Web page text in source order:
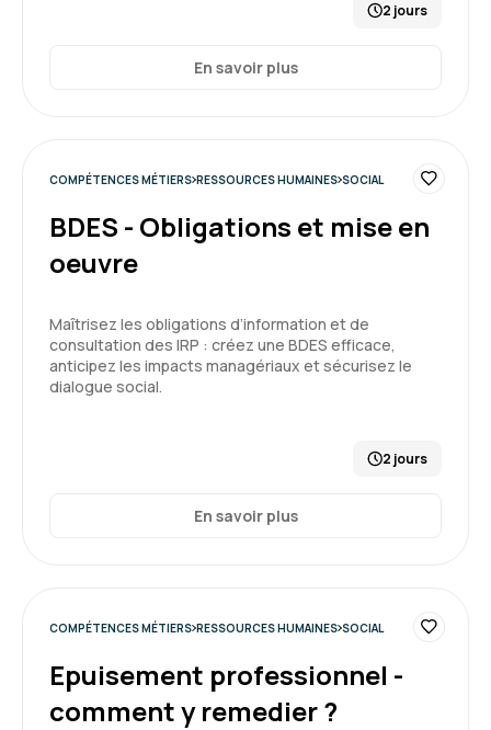
2 jours
En savoir plus
COMPÉTENCES MÉTIERS RESSOURCES HUMAINES SOCIAL
BDES - Obligations et mise en
oeuvre
Maîtrisez les obligations d’information et de
consultation des IRP : créez une BDES efficace,
anticipez les impacts managériaux et sécurisez le
dialogue social.
2 jours
En savoir plus
COMPÉTENCES MÉTIERS RESSOURCES HUMAINES SOCIAL
Epuisement professionnel -
comment y remedier ?